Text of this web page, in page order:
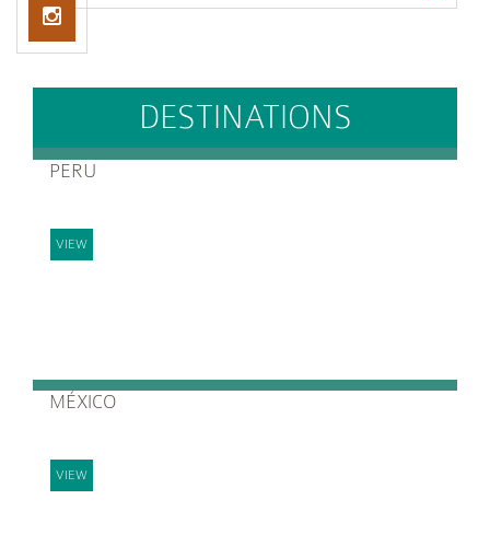
DESTINATIONS
PERU
VIEW
MÉXICO
VIEW